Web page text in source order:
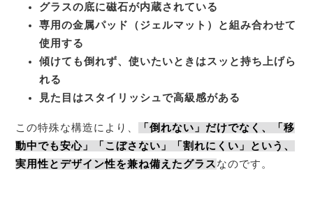
グラスの底に磁石が内蔵されている
専用の金属パッド（ジェルマット）と組み合わせて
使用する
傾けても倒れず、使いたいときはスッと持ち上げら
れる
見た目はスタイリッシュで高級感がある
この特殊な構造により、
「倒れない」だけでなく、「移
動中でも安心」「こぼさない」「割れにくい」という、
実用性とデザイン性を兼ね備えたグラスなのです。